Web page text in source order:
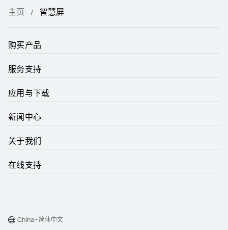
主页 智慧屏
购买产品
服务支持
应用与下载
新闻中心
关于我们
在线支持
China - 简体中文